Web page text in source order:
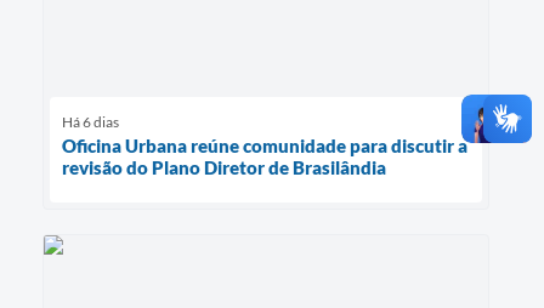
Há 6 dias
Oficina Urbana reúne comunidade para discutir a
revisão do Plano Diretor de Brasilândia